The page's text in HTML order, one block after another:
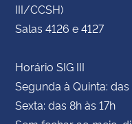
III/CCSH)
Salas 4126 e 4127
Horário SIG III
Segunda à Quinta: das
Sexta: das 8h às 17h